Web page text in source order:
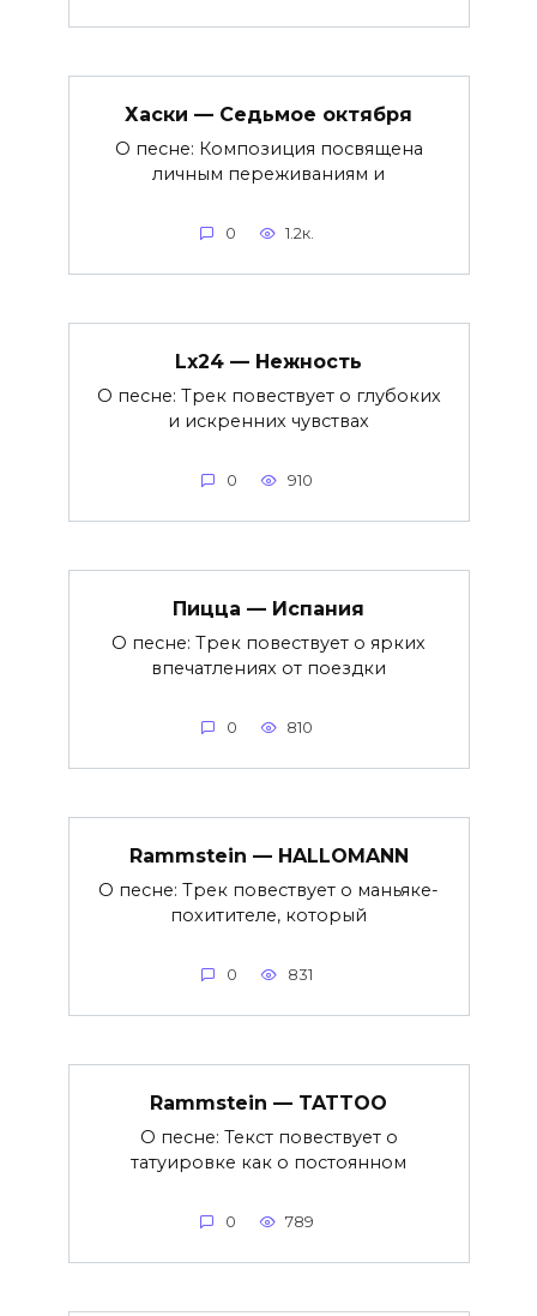
Хаски — Седьмое октября
О песне: Композиция посвящена
личным переживаниям и
0 1.2к.
Lx24 — Нежность
О песне: Трек повествует о глубоких
и искренних чувствах
0 910
Пицца — Испания
О песне: Трек повествует о ярких
впечатлениях от поездки
0 810
Rammstein — HALLOMANN
О песне: Трек повествует о маньяке-
похитителе, который
0 831
Rammstein — TATTOO
О песне: Текст повествует о
татуировке как о постоянном
0 789